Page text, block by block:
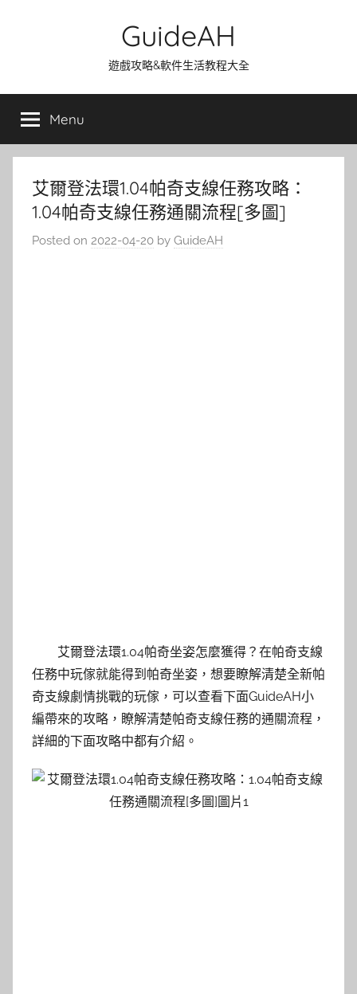
GuideAH
遊戲攻略&軟件生活教程大全
Menu
艾爾登法環1.04帕奇支線任務攻略：
1.04帕奇支線任務通關流程[多圖]
Posted on 2022-04-20 by GuideAH
艾爾登法環1.04帕奇坐姿怎麼獲得？在帕奇支線
任務中玩傢就能得到帕奇坐姿，想要瞭解清楚全新帕
奇支線劇情挑戰的玩傢，可以查看下面GuideAH小
編帶來的攻略，瞭解清楚帕奇支線任務的通關流程，
詳細的下面攻略中都有介紹。